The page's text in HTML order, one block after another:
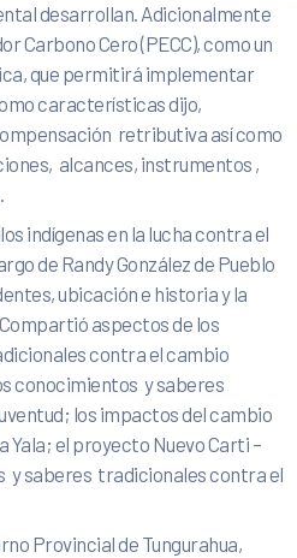
desarrollan. Adicionalmente
Carbono Cero (PECC), como un
que permitirá implementar
características dijo,
retributiva así como
alcances, instrumentos ,
indígenas en la lucha contra el
de Randy González de Pueblo
ubicación e historia y la
aspectos de los
contra el cambio
conocimientos y saberes
los impactos del cambio
Yala; el proyecto Nuevo Carti –
y saberes tradicionales contra el
Provincial de Tungurahua,